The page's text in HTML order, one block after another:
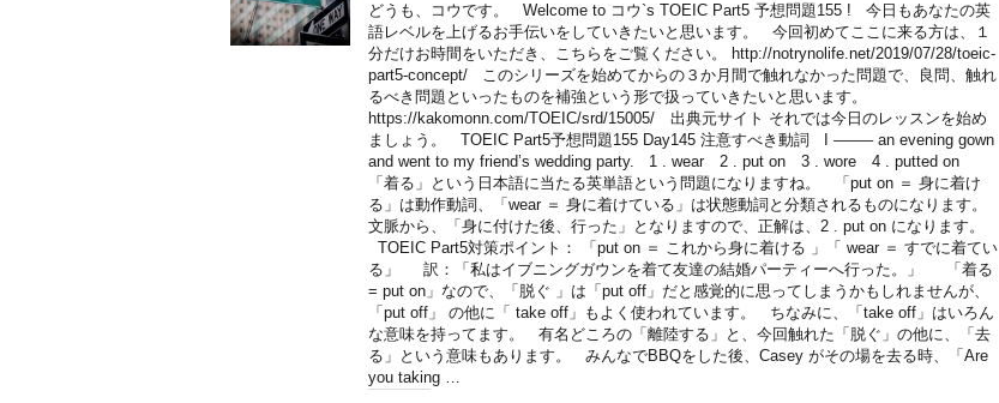
どうも、コウです。 Welcome to コウ`s TOEIC Part5 予想問題155 ! 今日もあなたの英
語レベルを上げるお手伝いをしていきたいと思います。 今回初めてここに来る方は、１
分だけお時間をいただき、こちらをご覧ください。 http://notrynolife.net/2019/07/28/toeic-
part5-concept/ このシリーズを始めてからの３か月間で触れなかった問題で、良問、触れ
るべき問題といったものを補強という形で扱っていきたいと思います。
https://kakomonn.com/TOEIC/srd/15005/ 出典元サイト それでは今日のレッスンを始め
ましょう。 TOEIC Part5予想問題155 Day145 注意すべき動詞 I ——– an evening gown
and went to my friend’s wedding party. 1 . wear 2 . put on 3 . wore 4 . putted on
「着る」という日本語に当たる英単語という問題になりますね。 「put on ＝ 身に着け
る」は動作動詞、「wear ＝ 身に着けている」は状態動詞と分類されるものになります。
文脈から、「身に付けた後、行った」となりますので、正解は、2 . put on になります。
TOEIC Part5対策ポイント： 「put on ＝ これから身に着ける 」「 wear ＝ すでに着てい
る」 訳：「私はイブニングガウンを着て友達の結婚パーティーへ行った。」 「着る
= put on」なので、「脱ぐ 」は「put off」だと感覚的に思ってしまうかもしれませんが、
「put off」 の他に「 take off」もよく使われています。 ちなみに、「take off」はいろん
な意味を持ってます。 有名どころの「離陸する」と、今回触れた「脱ぐ」の他に、「去
る」という意味もあります。 みんなでBBQをした後、Casey がその場を去る時、「Are
you taking …